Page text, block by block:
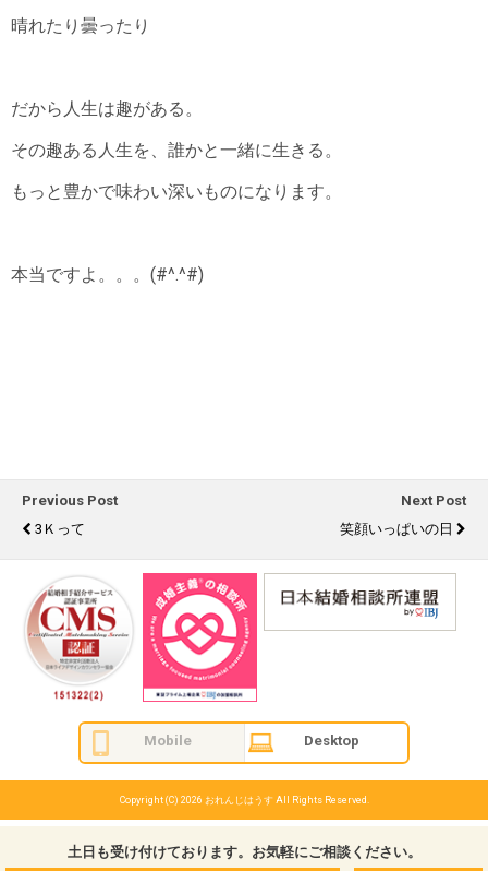
晴れたり曇ったり
だから人生は趣がある。
その趣ある人生を、誰かと一緒に生きる。
もっと豊かで味わい深いものになります。
本当ですよ。。。(#^.^#)
Previous Post
3Ｋって
Next Post
笑顔いっぱいの日
Mobile Desktop
土日も受け付けております。お気軽にご相談ください。
Copyright (C) 2026 おれんじはうすAll Rights Reserved.